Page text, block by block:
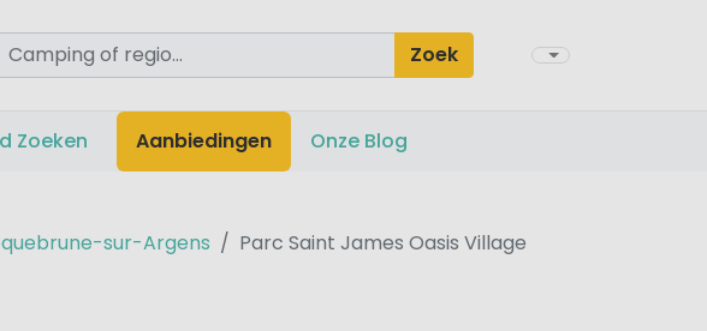
Zoek
Zoeken Aanbiedingen Onze Blog
sur-Argens Parc Saint James Oasis Village